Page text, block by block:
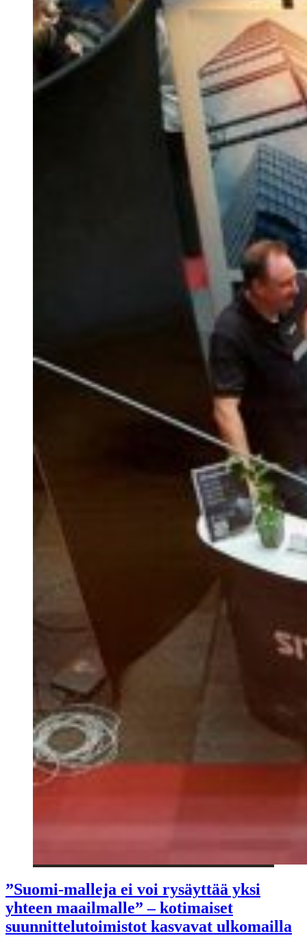
”Suomi-malleja ei voi rysäyttää yksi
yhteen maailmalle” – kotimaiset
suunnittelutoimistot kasvavat ulkomailla